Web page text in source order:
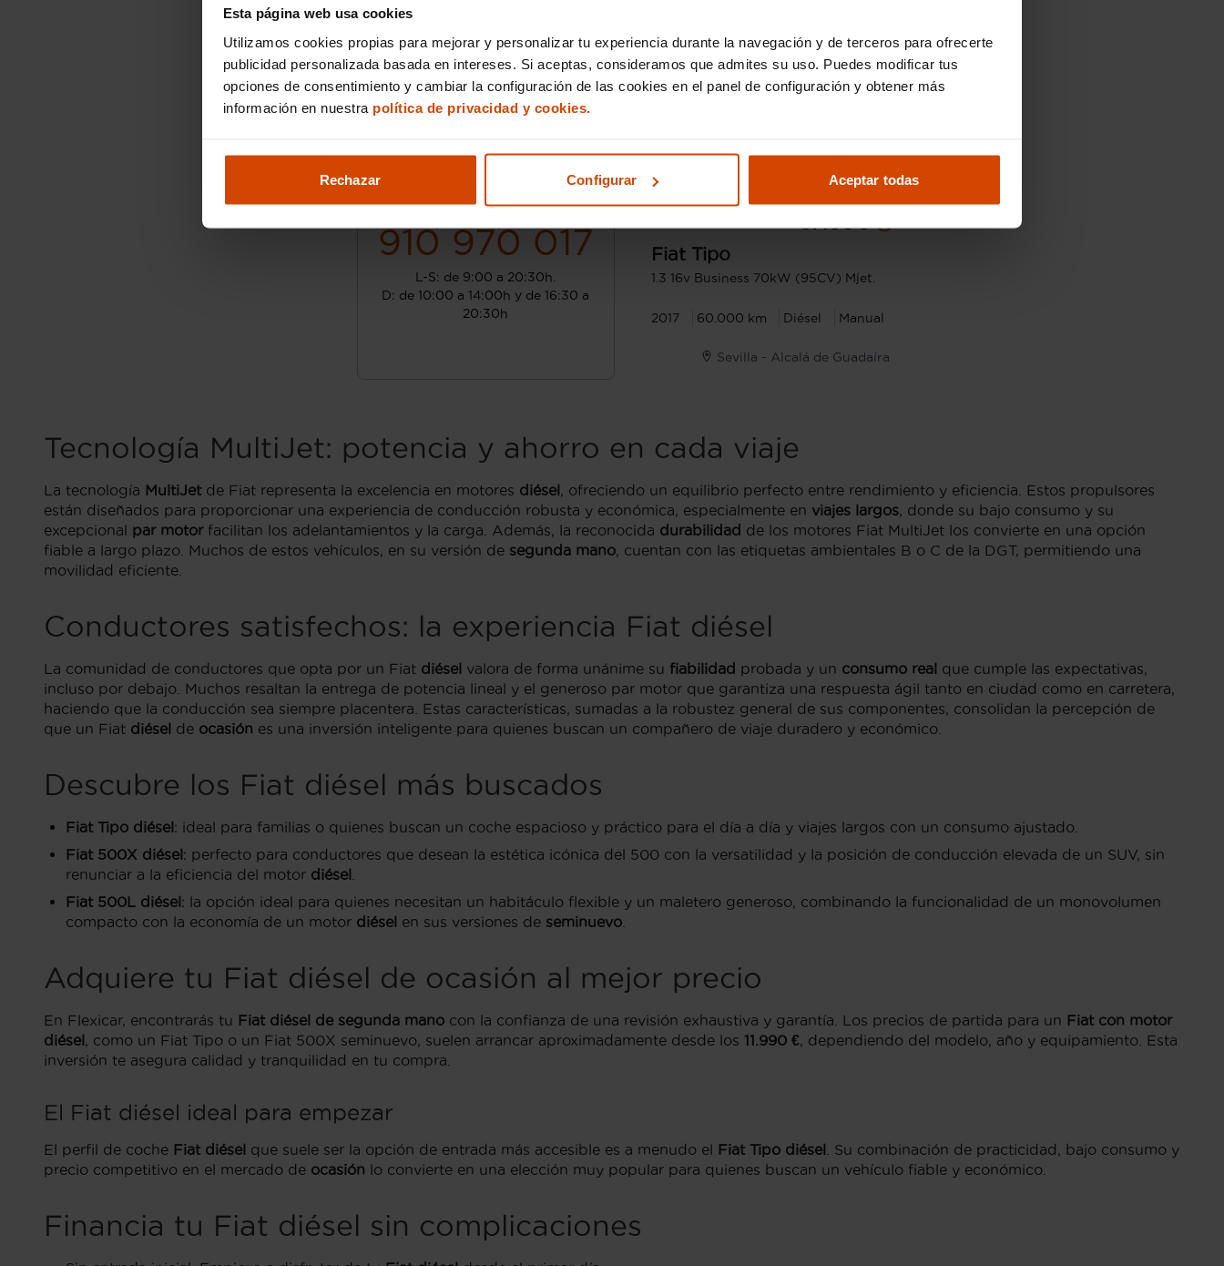
Esta página web usa cookies
Utilizamos cookies propias para mejorar y personalizar tu experiencia durante la navegación y de terceros para ofrecerte
publicidad personalizada basada en intereses. Si aceptas, consideramos que admites su uso. Puedes modificar tus
opciones de consentimiento y cambiar la configuración de las cookies en el panel de configuración y obtener más
información en nuestra política de privacidad y cookies.
Rechazar Configurar Aceptar todas
¿Hablamos?
910 970 017
L-S: de 9:00 a 20:30h.
D: de 10:00 a 14:00h y de 16:30 a
20:30h
10.990 €
9.490 €
Fiat Tipo
1.3 16v Business 70kW (95CV) Mjet.
2017 60.000 km Diésel Manual
Sevilla - Alcalá de Guadaíra
Tecnología MultiJet: potencia y ahorro en cada viaje
La tecnología MultiJet de Fiat representa la excelencia en motores diésel, ofreciendo un equilibrio perfecto entre rendimiento y eficiencia. Estos propulsores
están diseñados para proporcionar una experiencia de conducción robusta y económica, especialmente en viajes largos, donde su bajo consumo y su
excepcional par motorfacilitan los adelantamientos y la carga. Además, la reconocida durabilidad de los motores Fiat MultiJet los convierte en una opción
fiable a largo plazo. Muchos de estos vehículos, en su versión de segunda mano, cuentan con las etiquetas ambientales B o C de la DGT, permitiendo una
movilidad eficiente.
Conductores satisfechos: la experiencia Fiat diésel
La comunidad de conductores que opta por un Fiat diésel valora de forma unánime su fiabilidad probada y un consumo real que cumple las expectativas,
incluso por debajo. Muchos resaltan la entrega de potencia lineal y el generoso par motor que garantiza una respuesta ágil tanto en ciudad como en carretera,
haciendo que la conducción sea siempre placentera. Estas características, sumadas a la robustez general de sus componentes, consolidan la percepción de
que un Fiat diésel de ocasión es una inversión inteligente para quienes buscan un compañero de viaje duradero y económico.
Descubre los Fiat diésel más buscados
Fiat Tipo diésel: ideal para familias o quienes buscan un coche espacioso y práctico para el día a día y viajes largos con un consumo ajustado.
Fiat 500X diésel: perfecto para conductores que desean la estética icónica del 500 con la versatilidad y la posición de conducción elevada de un SUV, sin
renunciar a la eficiencia del motor diésel
Fiat 500L diésel: la opción ideal para quienes necesitan un habitáculo flexible y un maletero generoso, combinando la funcionalidad de un monovolumen
compacto con la economía de un motor diésel en sus versiones de seminuevo
Adquiere tu Fiat diésel de ocasión al mejor precio
En Flexicar, encontrarás tu Fiat diésel de segunda mano con la confianza de una revisión exhaustiva y garantía. Los precios de partida para un Fiat con motor
diésel, como un Fiat Tipo o un Fiat 500X seminuevo, suelen arrancar aproximadamente desde los 11.990 €, dependiendo del modelo, año y equipamiento. Esta
inversión te asegura calidad y tranquilidad en tu compra.
El Fiat diésel ideal para empezar
El perfil de coche Fiat diésel que suele ser la opción de entrada más accesible es a menudo el Fiat Tipo diésel . Su combinación de practicidad, bajo consumo y
precio competitivo en el mercado de ocasión lo convierte en una elección muy popular para quienes buscan un vehículo fiable y económico.
Financia tu Fiat diésel sin complicaciones